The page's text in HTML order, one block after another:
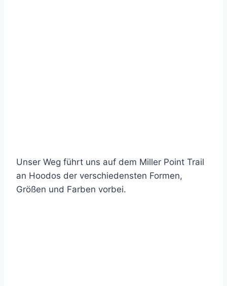
Unser Weg führt uns auf dem Miller Point Trail
an Hoodos der verschiedensten Formen,
Größen und Farben vorbei.